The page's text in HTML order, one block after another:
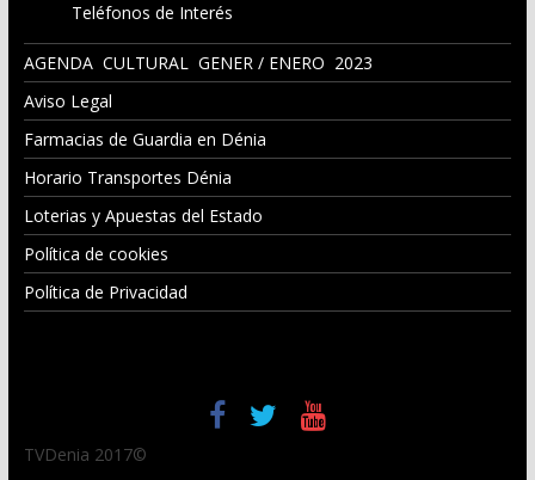
Teléfonos de Interés
AGENDA CULTURAL GENER / ENERO 2023
Aviso Legal
Farmacias de Guardia en Dénia
Horario Transportes Dénia
Loterias y Apuestas del Estado
Política de cookies
Política de Privacidad
TVDenia 2017©